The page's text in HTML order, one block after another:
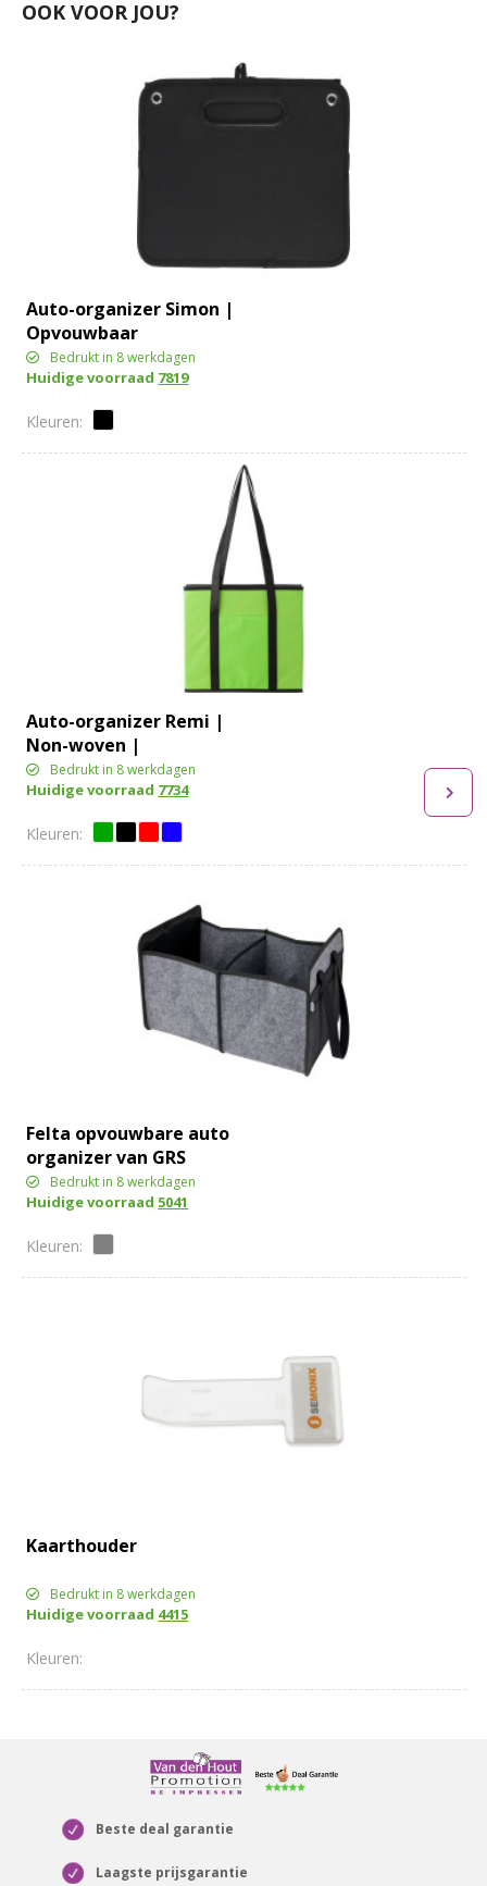
OOK VOOR JOU?
Auto-organizer Simon |
Opvouwbaar
Bedrukt in 8 werkdagen
Huidige voorraad 7819
Auto-organizer Remi |
Non-woven |
Opvouwbaar | 24 l
Bedrukt in 8 werkdagen
Huidige voorraad 7734
Felta opvouwbare auto
organizer van GRS
gerecycled vilt
Bedrukt in 8 werkdagen
Huidige voorraad 5041
Kaarthouder
Bedrukt in 8 werkdagen
Huidige voorraad 4415
Beste deal garantie
Laagste prijsgarantie